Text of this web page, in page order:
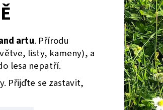
artu. Přírodu
listy, kameny), a
lesa nepatří.
Přijďte se zastavit,